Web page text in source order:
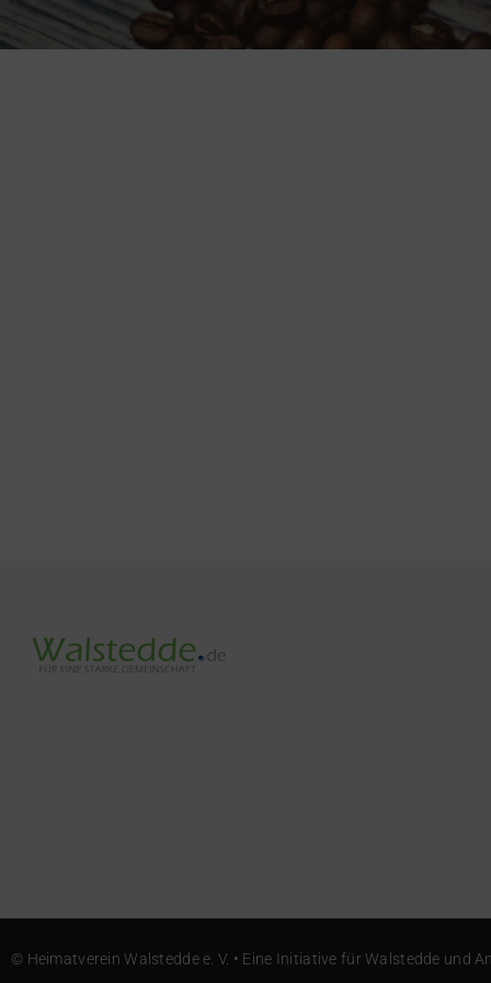
© Heimatverein Walstedde e. V. • Eine Initiative für Walstedde und